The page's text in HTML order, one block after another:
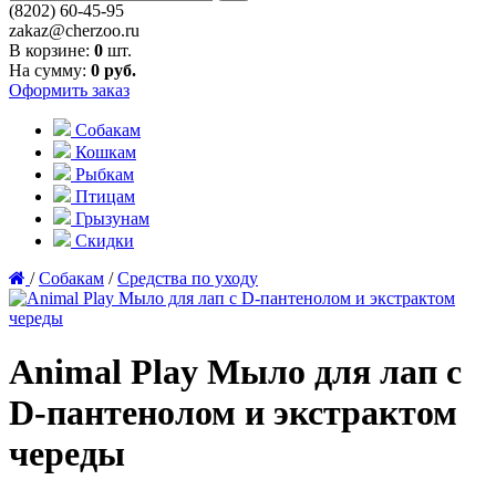
(8202) 60-45-95
zakaz@cherzoo.ru
В корзине: 0 шт.
На сумму: 0 руб.
Оформить заказ
Собакам
Кошкам
Рыбкам
Птицам
Грызунам
Скидки
/ Собакам / Средства по уходу
Animal Play Мыло для лап с
D-пантенолом и экстрактом
череды